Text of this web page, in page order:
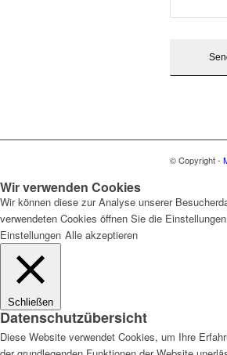
© Copyright -
Wir verwenden Cookies
Wir können diese zur Analyse unserer
verwendeten Cookies öffnen Sie die
Einstellungen Alle akzeptieren
Schließen
Datenschutzübersicht
Diese Website verwendet Cookies, um Ihre